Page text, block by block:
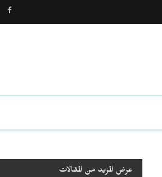
عرض المزيد من المقالات